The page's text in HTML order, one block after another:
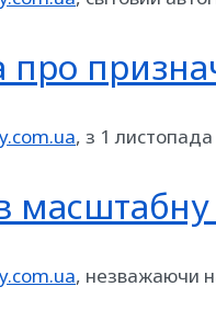
про
, з 1
масштабну
, незважаючи